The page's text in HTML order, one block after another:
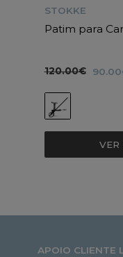
STOKKE
Patim para
120.00€
VER
APOIO CLIENTE